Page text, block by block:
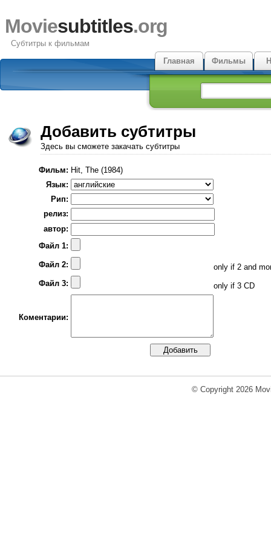
Moviesubtitles.org
Субтитры к фильмам
Главная
Фильмы
Добавить субтитры
Здесь вы сможете закачать субтитры
Фильм: Hit, The (1984)
Язык:
Рип:
релиз:
автор:
Файл 1:
Файл 2:
only if 2 and
Файл 3:
only if 3 CD
Коментарии:
© Copyright 2026